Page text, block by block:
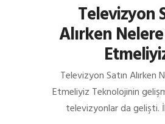
Televizyon
Alırken
Televizyon Satın Alırken
Etmeliyiz Teknolojinin
televizyonlar da gelişti.